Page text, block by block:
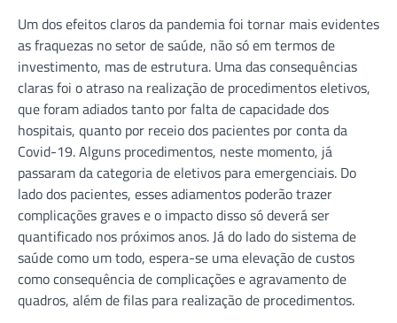
Um dos efeitos claros da pandemia foi tornar mais evidentes
as fraquezas no setor de saúde, não só em termos de
investimento, mas de estrutura. Uma das consequências
claras foi o atraso na realização de procedimentos eletivos,
que foram adiados tanto por falta de capacidade dos
hospitais, quanto por receio dos pacientes por conta da
Covid-19. Alguns procedimentos, neste momento, já
passaram da categoria de eletivos para emergenciais. Do
lado dos pacientes, esses adiamentos poderão trazer
complicações graves e o impacto disso só deverá ser
quantificado nos próximos anos. Já do lado do sistema de
saúde como um todo, espera-se uma elevação de custos
como consequência de complicações e agravamento de
quadros, além de filas para realização de procedimentos.